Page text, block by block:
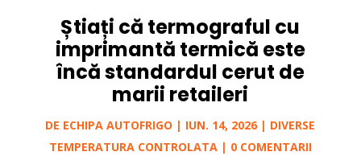
Știați că termograful cu
imprimantă termică este
încă standardul cerut de
marii retaileri
DE ECHIPA AUTOFRIGO | IUN. 14, 2026 | DIVERSE
TEMPERATURA CONTROLATA| 0 COMENTARII